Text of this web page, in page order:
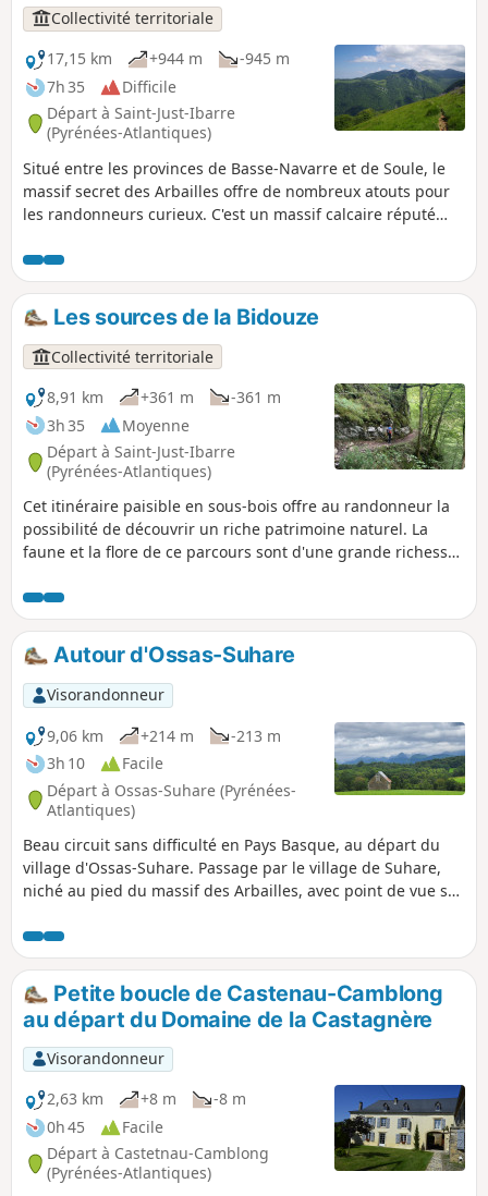
Collectivité territoriale
17,15 km
+944 m
-945 m
7h 35
Difficile
Départ à Saint-Just-Ibarre
(Pyrénées-Atlantiques)
Situé entre les provinces de Basse-Navarre et de Soule, le
massif secret des Arbailles offre de nombreux atouts pour
les randonneurs curieux. C'est un massif calcaire réputé
spéléologie. Situé dans la partie Nord du massif, l'itinéraire
du Beltxu, outre son très beau panorama, propose une
randonnée ambitieuse et variée. La vue porte très loin et
récompensera les quelques efforts supplémentaires.
Les sources de la Bidouze
Collectivité territoriale
8,91 km
+361 m
-361 m
3h 35
Moyenne
Départ à Saint-Just-Ibarre
(Pyrénées-Atlantiques)
Cet itinéraire paisible en sous-bois offre au randonneur la
possibilité de découvrir un riche patrimoine naturel. La
faune et la flore de ce parcours sont d'une grande richesse
des Alpes, de très beaux spécimens de hêtres et une
grande variété de fougères. En plus de ces curiosités
naturalistes, des panneaux d'informations sur la mythologie
basque jalonnent le parcours. Enfin, l'arrivée aux sources de
la Bidouze et sa résurgence dans un porche qui creuse la
falaise ravira petits et grands.
Autour d'Ossas-Suhare
Visorandonneur
9,06 km
+214 m
-213 m
3h 10
Facile
Départ à Ossas-Suhare (Pyrénées-
Atlantiques)
Beau circuit sans difficulté en Pays Basque, au départ du
village d'Ossas-Suhare. Passage par le village de Suhare,
niché au pied du massif des Arbailles, avec point de vue sur
Petite boucle de Castenau-Camblong
au départ du Domaine de la Castagnère
Visorandonneur
2,63 km
+8 m
-8 m
0h 45
Facile
Départ à Castetnau-Camblong
(Pyrénées-Atlantiques)